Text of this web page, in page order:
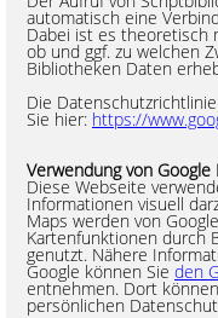
automatisch eine
Dabei ist es theoretisch
ob und ggf. zu welchen
Bibliotheken Daten
Die
Sie hier: https://
Verwendung von Google
Diese Webseite
Informationen visuell
Maps werden von
Kartenfunktionen durch
genutzt. Nähere
Google können Sie den
entnehmen. Dort
persönlichen